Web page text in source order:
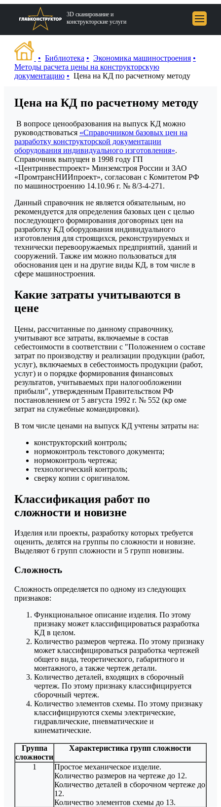
3D сканирование и
конструкторские услуги
Услуги
Блог
О компании
Контакты
+7 (812) 648-49-83
glavconstructor@mail.ru
Оставить заявку
Библиотека
Экономика машиностроения
Методы расчета цены на конструкторскую
документацию
Цена на КД по расчетному методу
Цена на КД по расчетному методу
В вопросе ценообразования на выпуск КД можно
руководствоваться «Справочником базовых цен на
разработку конструкторской документации
оборудования индивидуального изготовления».
Справочник выпущен в 1998 году ГП
«Центринвестпроект» Минземстроя России и ЗАО
«ПромтрансНИИпроект», согласован с Комитетом РФ
по машиностроению 14.10.96 г. № 8/3-4-271.
Данный справочник не является обязательным, но
рекомендуется для определения базовых цен с целью
последующего формирования договорных цен на
разработку КД оборудования индивидуального
изготовления для строящихся, реконструируемых и
технически перевооружаемых предприятий, зданий и
сооружений. Также им можно пользоваться для
обоснования цен и на другие виды КД, в том числе в
сфере машиностроения.
Какие затраты учитываются в
цене
Цены, рассчитанные по данному справочнику,
учитывают все затраты, включаемые в состав
себестоимости в соответствии с "Положением о составе
затрат по производству и реализации продукции (работ,
услуг), включаемых в себестоимость продукции (работ,
услуг) и о порядке формирования финансовых
результатов, учитываемых при налогообложении
прибыли", утвержденным Правительством РФ
постановлением от 5 августа 1992 г. № 552 (кр оме
затрат на служебные командировки).
В том числе ценами на выпуск КД учтены затраты на:
конструкторский контроль;
нормоконтроль текстового документа;
нормоконтроль чертежа;
технологический контроль;
сверку копии с оригиналом.
Классификация работ по
сложности и новизне
Изделия или проекты, разработку которых требуется
оценить, делятся на группы по сложности и новизне.
Выделяют 6 групп сложности и 5 групп новизны.
Сложность
Сложность определяется по одному из следующих
признаков:
Функциональное описание изделия. По этому
признаку может классифицироваться разработка
КД в целом.
Количество размеров чертежа. По этому признаку
может классифицироваться разработка чертежей
общего вида, теоретического, габаритного и
монтажного, а также чертеж детали.
Количество деталей, входящих в сборочный
чертеж. По этому признаку классифицируется
сборочный чертеж.
Количество элементов схемы. По этому признаку
классифицируются схемы электрические,
гидравлические, пневматические и
кинематические.
Группа
сложности
Характеристика групп сложности
1
Простое механическое изделие.
Количество размеров на чертеже до 12.
Количество деталей в сборочном чертеже до
12.
Количество элементов схемы до 13.